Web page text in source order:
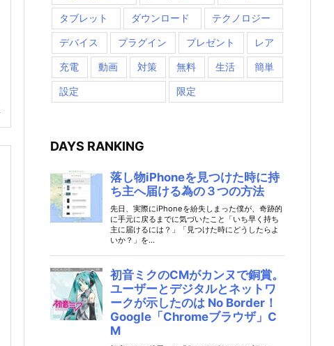
タブレット ダウンロード テクノロジー
デバイス プラグイン プレゼント レア
充電 動画 対策 無料 生活 簡単
設定 限定
DAYS RANKING